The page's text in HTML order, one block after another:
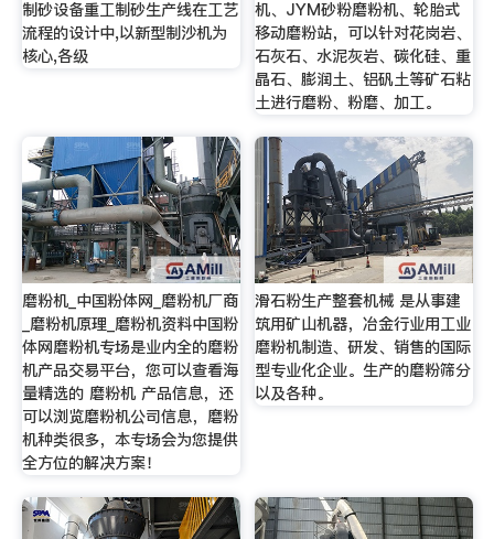
制砂设备重工制砂生产线在工艺
流程的设计中,以新型制沙机为
核心,各级
机、JYM砂粉磨粉机、轮胎式
移动磨粉站，可以针对花岗岩、
石灰石、水泥灰岩、碳化硅、重
晶石、膨润土、铝矾土等矿石粘
土进行磨粉、粉磨、加工。
磨粉机_中国粉体网_磨粉机厂商
_磨粉机原理_磨粉机资料中国粉
体网磨粉机专场是业内全的磨粉
机产品交易平台，您可以查看海
量精选的 磨粉机 产品信息，还
可以浏览磨粉机公司信息，磨粉
机种类很多，本专场会为您提供
全方位的解决方案！
滑石粉生产整套机械 是从事建
筑用矿山机器，冶金行业用工业
磨粉机制造、研发、销售的国际
型专业化企业。生产的磨粉筛分
以及各种。